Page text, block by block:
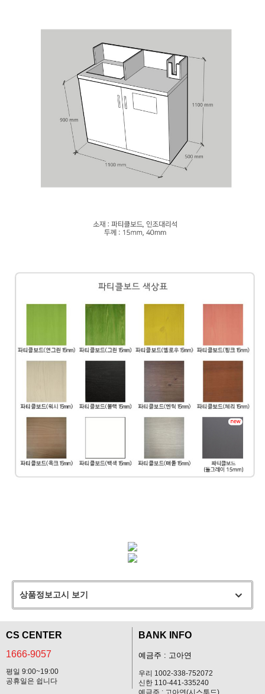
상품정보고시 보기
CS CENTER
1666-9057
평일 9:00~19:00
공휴일은 쉽니다
BANK INFO
예금주 : 고아연
우리 1002-338-752072
신한 110-441-335240
예금주 : 고아연(시스투드)